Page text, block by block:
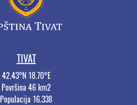
TIVAT
42.43°N 18.70°E
Površina 46 km2
Populacija 16.338